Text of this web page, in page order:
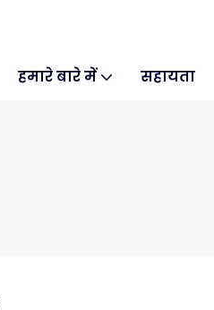
हमारे बारे में सहायता